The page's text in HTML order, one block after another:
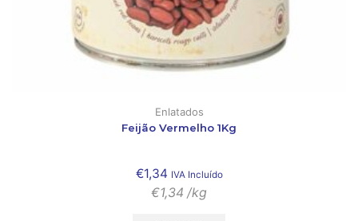
Enlatados
Feijão Vermelho 1Kg
€1,34 IVA Incluído
€1,34 /kg